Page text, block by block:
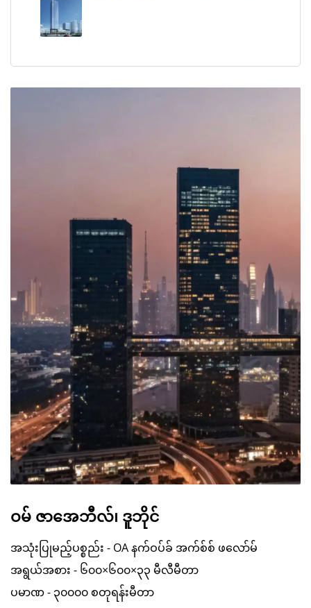
ဝမ် ဇာအေဘီလ်၊ ဒူဘိုင်
အသုံးပြုမည့်ပစ္စည်း - OA နက်ဝပ်ခ် အက်စ်စ် ဖလော်မ်
အရွယ်အစား - ၆၀၀×၆၀၀×၃၃ မီလီမီတာ
ပမာဏ - ၃၀၀၀၀ စတုရန်းမီတာ